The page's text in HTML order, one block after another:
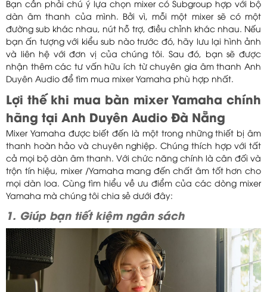
Bạn cần phải chú ý lựa chọn mixer có Subgroup hợp với bộ
dàn âm thanh của mình. Bởi vì, mỗi một mixer sẽ có một
đường sub khác nhau, nút hỗ trợ, điều chỉnh khác nhau. Nếu
bạn ấn tượng với kiểu sub nào trước đó, hãy lưu lại hình ảnh
và liên hệ với đơn vị của chúng tôi. Sau đó, bạn sẽ được
nhận thêm các tư vấn hữu ích từ chuyên gia âm thanh Anh
Duyên Audio để tìm mua mixer Yamaha phù hợp nhất.
Lợi thế khi mua bàn mixer Yamaha chính
hãng tại Anh Duyên Audio Đà Nẵng
Mixer Yamaha được biết đến là một trong những thiết bị âm
thanh hoàn hảo và chuyên nghiệp. Chúng thích hợp với tất
cả mọi bộ dàn âm thanh. Với chức năng chính là cân đối và
trộn tín hiệu, mixer /Yamaha mang đến chất âm tốt hơn cho
mọi dàn loa. Cùng tìm hiểu về ưu điểm của các dòng mixer
Yamaha mà chúng tôi chia sẻ dưới đây:
1. Giúp bạn tiết kiệm ngân sách